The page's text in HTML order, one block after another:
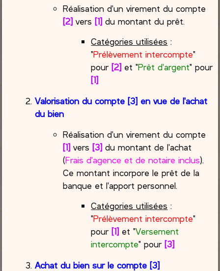
Réalisation d'un virement du compte
[2] vers [1] du montant du prêt.
Catégories utilisées :
"Prélèvement intercompte"
pour [2] et "Prêt d'argent" pour
[1]
Valorisation du compte [3] en vue de l'achat
du bien
Réalisation d'un virement du compte
[1] vers[3] du montant de l'achat
(Frais d'agence et de notaire inclus).
Ce montant incorpore le prêt de la
banque et l'apport personnel.
Catégories utilisées :
"Prélèvement intercompte"
pour [1] et "Versement
intercompte" pour [3]
Achat du bien sur le compte [3]